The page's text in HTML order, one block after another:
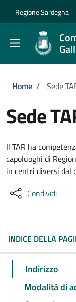
Regione Sardegna
Briciole
Home / Sede
Sede
Il TAR ha
capoluoghi di
in centri diversi dal
Condividi
INDICE DELLA
Indirizzo
Modalità di